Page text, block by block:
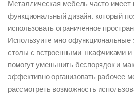
Металлическая мебель часто имеет
функциональный дизайн, который
использовать ограниченное
Используйте многофункциональные
столы с встроенными шкафчиками и
помогут уменьшить беспорядок и
эффективно организовать рабочее
рассмотреть возможность